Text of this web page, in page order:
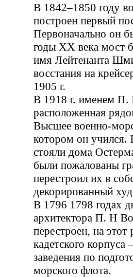
В 1842–1850 году
построен первый
Первоначально он
годы XX века мост
имя Лейтенанта
восстания на
1905 г.
В 1918 г. именем П.
расположенная
Высшее военно-
котором он учился.
стояли дома
были пожалованы
перестроил их в
декорированный
В 1796 1798 годах
архитектора П. Н
перестроен, на
кадетского
заведения по
морского флота.